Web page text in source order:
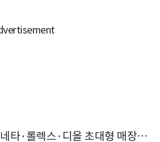
타·롤렉스·디올 초대형 매장…